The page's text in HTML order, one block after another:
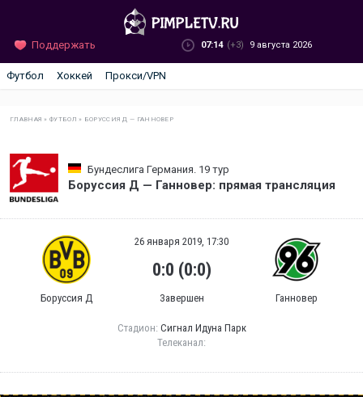
Поддержать 07:14 (+3) 9 августа 2026
Футбол Хоккей Прокси/VPN
ГЛАВНАЯ »ФУТБОЛ » БОРУССИЯ Д — ГАННОВЕР
Бундеслига Германия. 19 тур
Боруссия Д — Ганновер: прямая трансляция
Боруссия Д
26 января 2019, 17:30
0:0 (0:0)
Завершен Ганновер
Стадион: Сигнал Идуна Парк
Телеканал: